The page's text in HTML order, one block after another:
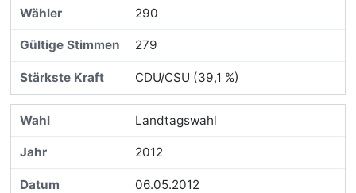
290
279
CDU/CSU (39,1 %)
Landtagswahl
2012
06.05.2012